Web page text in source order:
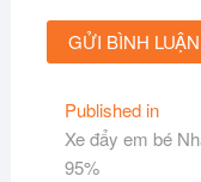
Điều
hướng
Published in
Xe đẩy em bé
95%